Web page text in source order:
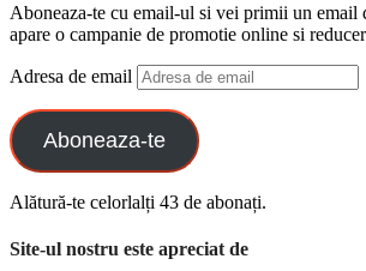
Aboneaza-te cu email-ul si vei primii un email
apare o campanie de promotie online si
Adresa de email
Aboneaza-te
Alătură-te celorlalți 43 de abonați.
Site-ul nostru este apreciat de